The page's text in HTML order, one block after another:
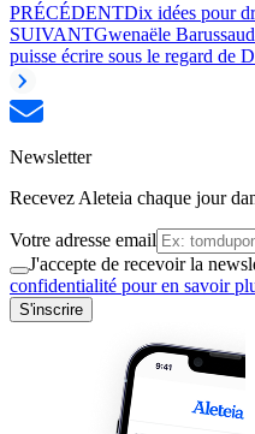
PRÉCÉDENTDix idées pour
SUIVANTGwenaële
puisse écrire sous le regard de
Newsletter
Recevez Aleteia chaque jour
Votre adresse email
J'accepte de recevoir la
confidentialité pour en savoir
S'inscrire